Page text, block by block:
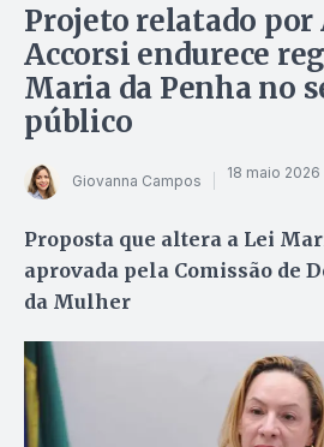
Projeto relatado por
Accorsi endurece
Maria da Penha no
público
Giovanna Campos 18 maio 2026
Proposta que altera a Lei
aprovada pela Comissão de
da Mulher